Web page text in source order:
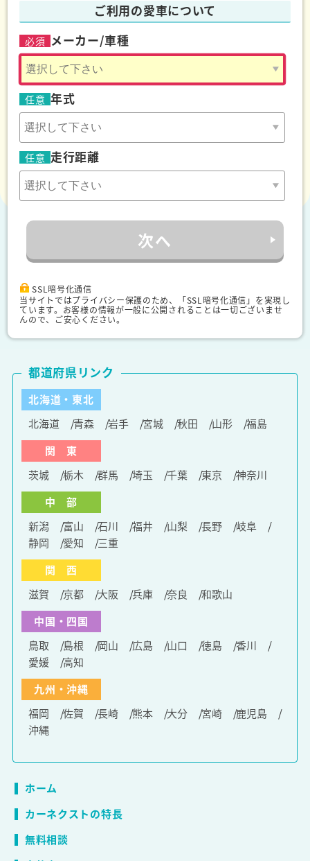
修復歴車とは言えません。
ご利用の愛車について
必須 メーカー/車種
任意 年式
任意 走行距離
次へ
SSL暗号化通信
当サイトではプライバシー保護のため、「SSL暗号化通信」を実現し
ています。お客様の情報が一般に公開されることは一切ございませ
んので、ご安心ください。
北海道・東北
北海道
青森 岩手 宮城 秋田 山形
福島
関 東
茨城
栃木 群馬 埼玉 千葉 東京
神奈川
中 部
新潟
富山 石川 福井 山梨 長野
岐阜
静岡
愛知
三重
関 西
滋賀
京都 大阪 兵庫 奈良
和歌山
中国・四国
鳥取
島根 岡山 広島 山口 徳島
香川
愛媛
高知
九州・沖縄
福岡
佐賀 長崎 熊本 大分 宮崎
鹿児島
沖縄
都道府県リンク
ホーム
カーネクストの特長
無料相談